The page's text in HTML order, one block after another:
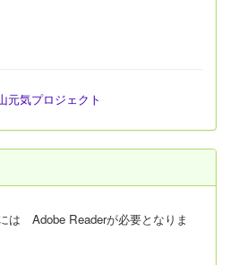
元気プロジェクト
は Adobe Readerが必要となりま